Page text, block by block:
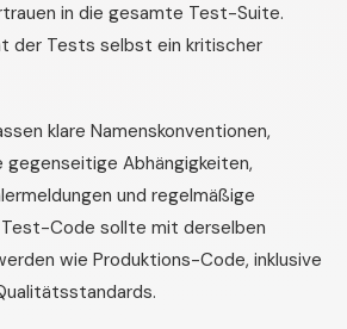
in die gesamte Test-Suite.
der Tests selbst ein kritischer
klare Namenskonventionen,
Abhängigkeiten,
und regelmäßige
Code sollte mit derselben
wie Produktions-Code, inklusive